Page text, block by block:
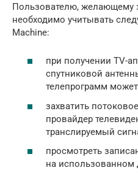
Пользователю, желающему
необходимо учитывать
Machine:
при получении TV-
спутниковой
телепрограмм
захватить
провайдер
транслируемый
просмотреть
на использованном